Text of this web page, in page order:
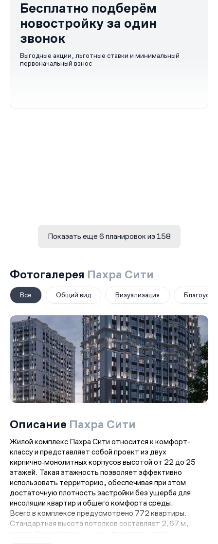
Бесплатно подберём
новостройку за один
звонок
Выгодные акции, льготные ставки и минимальный
первоначальный взнос
Показать еще 6 планировок из 158
Фотогалерея Пахра Сити
Все Общий вид Визуализация
Описание Пахра Сити
Жилой комплекс Пахра Сити относится к комфорт-
классу и представляет собой проект из двух
кирпично‑монолитных корпусов высотой от 22 до 25
этажей. Такая этажность позволяет эффективно
использовать территорию, обеспечивая при этом
достаточную плотность застройки без ущерба для
инсоляции квартир и общего комфорта среды.
Всего в комплексе предусмотрено 772 квартиры.
Стандартная высота потолков составляет 2,67 м,
который создаёт ощущение простора и даёт